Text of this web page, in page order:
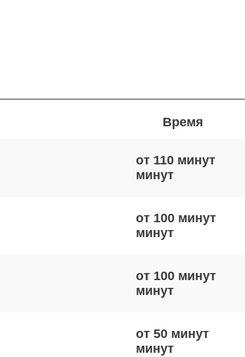
Время
от 110 минут
от 100 минут
от 100 минут
от 50 минут